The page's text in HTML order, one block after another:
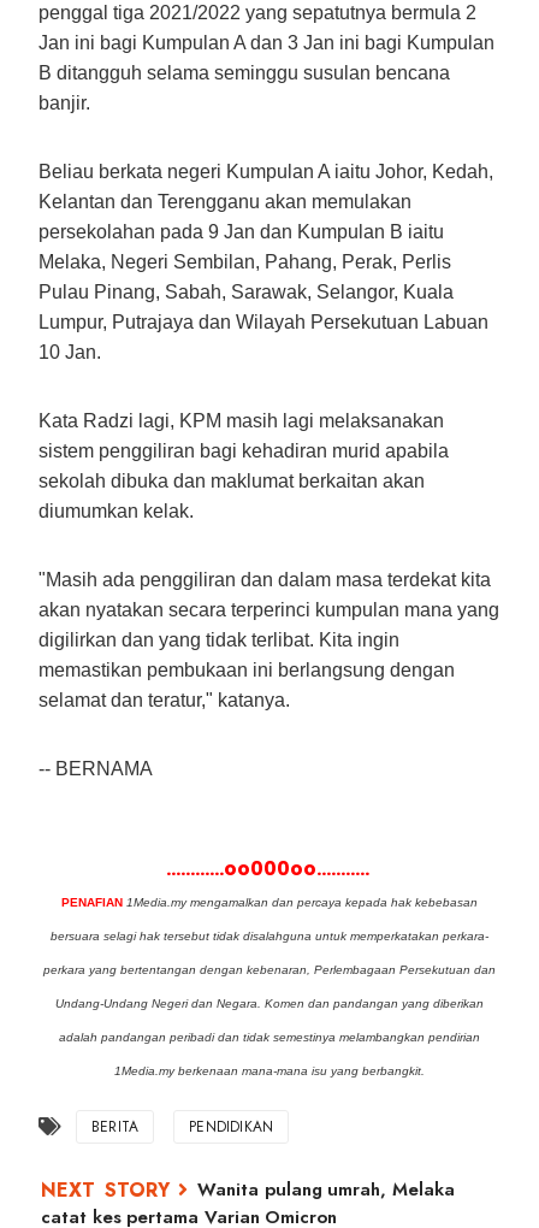
penggal tiga 2021/2022 yang sepatutnya bermula 2
Jan ini bagi Kumpulan A dan 3 Jan ini bagi Kumpulan
B ditangguh selama seminggu susulan bencana
banjir.
Beliau berkata negeri Kumpulan A iaitu Johor, Kedah,
Kelantan dan Terengganu akan memulakan
persekolahan pada 9 Jan dan Kumpulan B iaitu
Melaka, Negeri Sembilan, Pahang, Perak, Perlis
Pulau Pinang, Sabah, Sarawak, Selangor, Kuala
Lumpur, Putrajaya dan Wilayah Persekutuan Labuan
10 Jan.
Kata Radzi lagi, KPM masih lagi melaksanakan
sistem penggiliran bagi kehadiran murid apabila
sekolah dibuka dan maklumat berkaitan akan
diumumkan kelak.
"Masih ada penggiliran dan dalam masa terdekat kita
akan nyatakan secara terperinci kumpulan mana yang
digilirkan dan yang tidak terlibat. Kita ingin
memastikan pembukaan ini berlangsung dengan
selamat dan teratur," katanya.
-- BERNAMA
............oo000oo...........
PENAFIAN 1Media.my mengamalkan dan percaya kepada hak kebebasan
bersuara selagi hak tersebut tidak disalahguna untuk memperkatakan perkara-
perkara yang bertentangan dengan kebenaran, Perlembagaan Persekutuan dan
Undang-Undang Negeri dan Negara. Komen dan pandangan yang diberikan
adalah pandangan peribadi dan tidak semestinya melambangkan pendirian
1Media.my berkenaan mana-mana isu yang berbangkit.
BERITA PENDIDIKAN
Wanita pulang umrah, Melaka
catat kes pertama Varian Omicron